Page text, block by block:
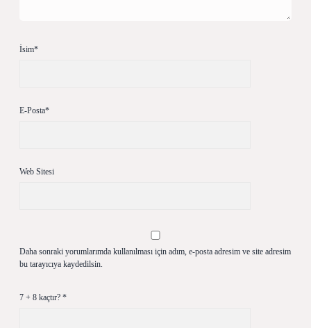
İsim*
E-Posta*
Web Sitesi
Daha sonraki yorumlarımda kullanılması için adım, e-posta adresim ve site adresim
bu tarayıcıya kaydedilsin.
7 + 8 kaçtır? *